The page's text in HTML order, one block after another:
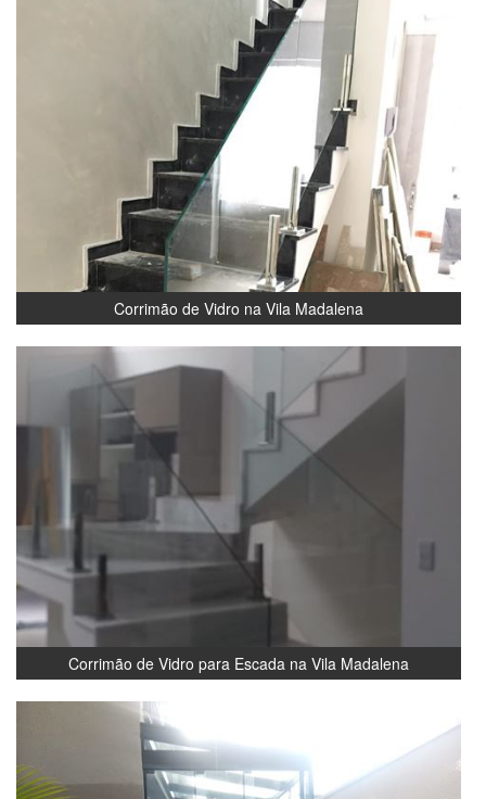
Corrimão de Vidro na Vila Madalena
Corrimão de Vidro para Escada na Vila Madalena